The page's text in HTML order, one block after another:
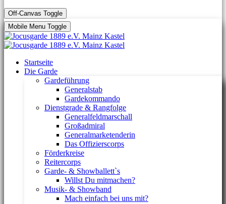
Off-Canvas Toggle
Mobile Menu Toggle
Startseite
Die Garde
Gardeführung
Generalstab
Gardekommando
Dienstgrade & Rangfolge
Generalfeldmarschall
Großadmiral
Generalmarketenderin
Das Offizierscorps
Förderkreise
Reitercorps
Garde- & Showballett`s
Willst Du mitmachen?
Musik- & Showband
Mach einfach bei uns mit?